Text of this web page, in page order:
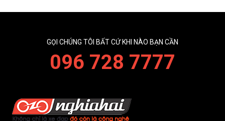
GỌI CHÚNG TÔI BẤT CỨ KHI NÀO BẠN CẦN
096 728 7777